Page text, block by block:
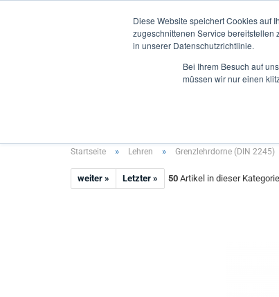
Diese Website speichert Cookies auf
zugeschnittenen Service bereitstellen
in unserer Datenschutzrichtlinie.
Bei Ihrem Besuch auf
müssen wir nur einen
Startseite » Lehren » Grenzlehrdorne (DIN 2245)
weiter » Letzter » 50 Artikel in dieser Kategorie